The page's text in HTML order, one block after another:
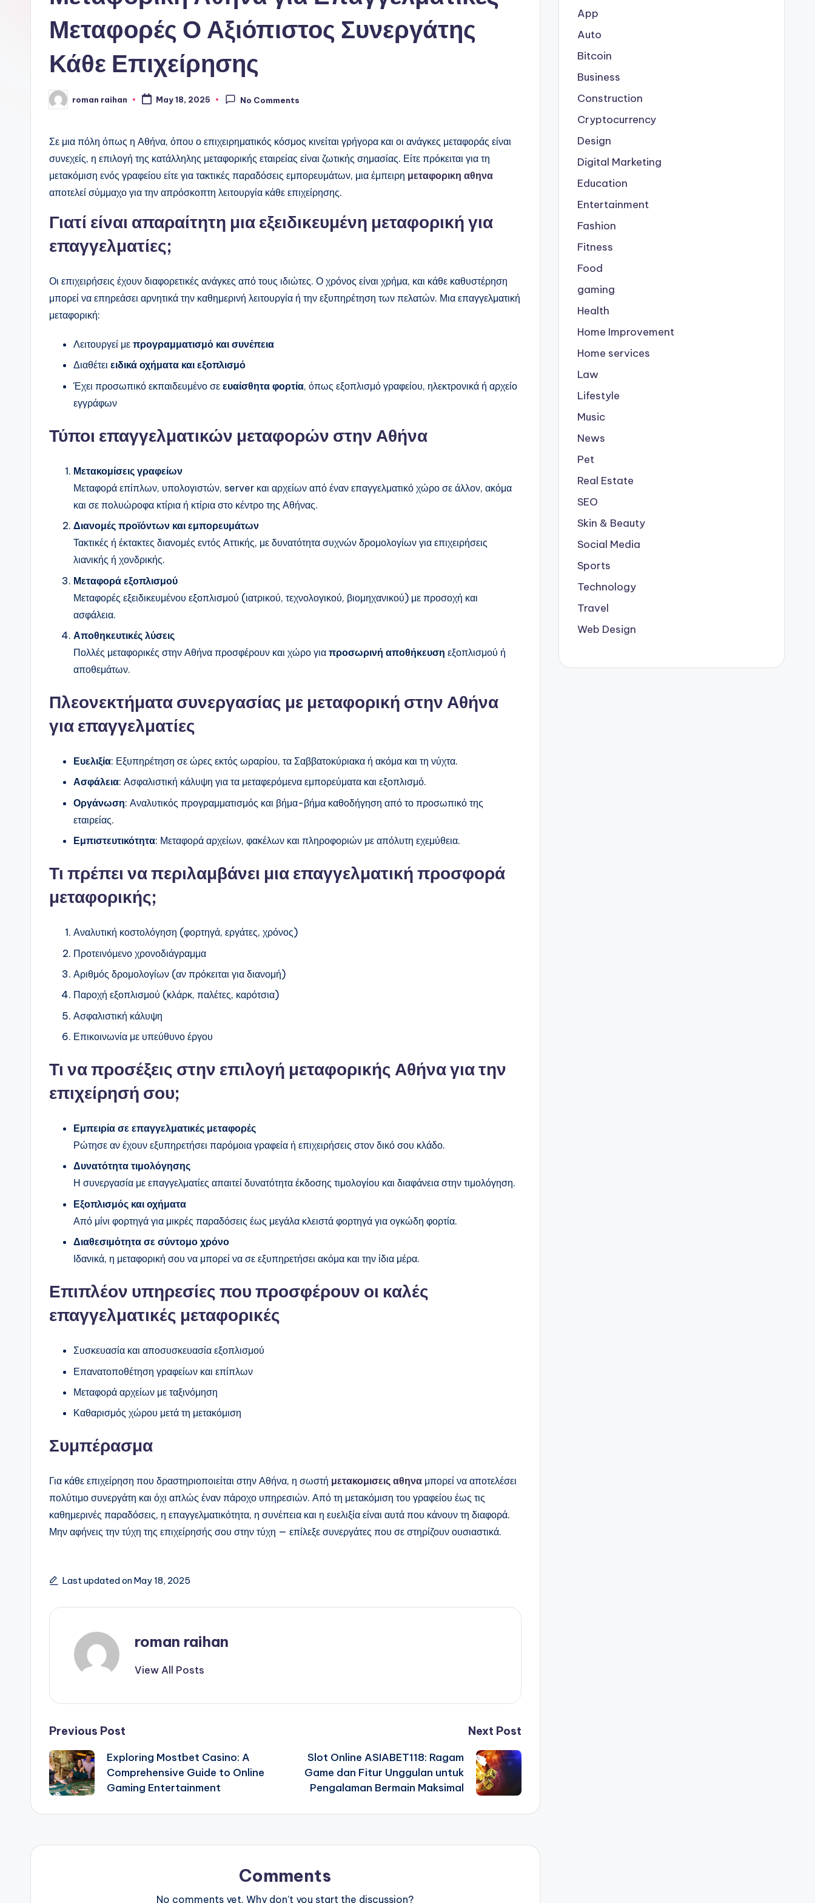
Μεταφορές Ο Αξιόπιστος Συνεργάτης
Κάθε Επιχείρησης
Posted
by
roman raihan May 18, 2025 No Comments
Σε μια πόλη όπως η Αθήνα, όπου ο επιχειρηματικός κόσμος κινείται γρήγορα και οι ανάγκες μεταφοράς είναι
συνεχείς, η επιλογή της κατάλληλης μεταφορικής εταιρείας είναι ζωτικής σημασίας. Είτε πρόκειται για τη
μετακόμιση ενός γραφείου είτε για τακτικές παραδόσεις εμπορευμάτων, μια έμπειρη μεταφορικη αθηνα
αποτελεί σύμμαχο για την απρόσκοπτη λειτουργία κάθε επιχείρησης.
Γιατί είναι απαραίτητη μια εξειδικευμένη μεταφορική για
επαγγελματίες;
Οι επιχειρήσεις έχουν διαφορετικές ανάγκες από τους ιδιώτες. Ο χρόνος είναι χρήμα, και κάθε καθυστέρηση
μπορεί να επηρεάσει αρνητικά την καθημερινή λειτουργία ή την εξυπηρέτηση των πελατών. Μια επαγγελματική
μεταφορική:
Λειτουργεί με προγραμματισμό και συνέπεια
Διαθέτει ειδικά οχήματα και εξοπλισμό
Έχει προσωπικό εκπαιδευμένο σε ευαίσθητα φορτία, όπως εξοπλισμό γραφείου, ηλεκτρονικά ή αρχείο
εγγράφων
Τύποι επαγγελματικών μεταφορών στην Αθήνα
Μετακομίσεις γραφείων
Μεταφορά επίπλων, υπολογιστών, server και αρχείων από έναν επαγγελματικό χώρο σε άλλον, ακόμα
και σε πολυώροφα κτίρια ή κτίρια στο κέντρο της Αθήνας.
Διανομές προϊόντων και εμπορευμάτων
Τακτικές ή έκτακτες διανομές εντός Αττικής, με δυνατότητα συχνών δρομολογίων για επιχειρήσεις
λιανικής ή χονδρικής.
Μεταφορά εξοπλισμού
Μεταφορές εξειδικευμένου εξοπλισμού (ιατρικού, τεχνολογικού, βιομηχανικού) με προσοχή και
ασφάλεια.
Αποθηκευτικές λύσεις
Πολλές μεταφορικές στην Αθήνα προσφέρουν και χώρο για προσωρινή αποθήκευση εξοπλισμού ή
αποθεμάτων.
Πλεονεκτήματα συνεργασίας με μεταφορική στην Αθήνα
για επαγγελματίες
Ευελιξία: Εξυπηρέτηση σε ώρες εκτός ωραρίου, τα Σαββατοκύριακα ή ακόμα και τη νύχτα.
Ασφάλεια: Ασφαλιστική κάλυψη για τα μεταφερόμενα εμπορεύματα και εξοπλισμό.
Οργάνωση: Αναλυτικός προγραμματισμός και βήμα-βήμα καθοδήγηση από το προσωπικό της
εταιρείας.
Εμπιστευτικότητα: Μεταφορά αρχείων, φακέλων και πληροφοριών με απόλυτη εχεμύθεια.
Τι πρέπει να περιλαμβάνει μια επαγγελματική προσφορά
μεταφορικής;
Αναλυτική κοστολόγηση (φορτηγά, εργάτες, χρόνος)
Προτεινόμενο χρονοδιάγραμμα
Αριθμός δρομολογίων (αν πρόκειται για διανομή)
Παροχή εξοπλισμού (κλάρκ, παλέτες, καρότσια)
Ασφαλιστική κάλυψη
Επικοινωνία με υπεύθυνο έργου
Τι να προσέξεις στην επιλογή μεταφορικής Αθήνα για την
επιχείρησή σου;
Εμπειρία σε επαγγελματικές μεταφορές
Ρώτησε αν έχουν εξυπηρετήσει παρόμοια γραφεία ή επιχειρήσεις στον δικό σου κλάδο.
Δυνατότητα τιμολόγησης
Η συνεργασία με επαγγελματίες απαιτεί δυνατότητα έκδοσης τιμολογίου και διαφάνεια στην τιμολόγηση.
Εξοπλισμός και οχήματα
Από μίνι φορτηγά για μικρές παραδόσεις έως μεγάλα κλειστά φορτηγά για ογκώδη φορτία.
Διαθεσιμότητα σε σύντομο χρόνο
Ιδανικά, η μεταφορική σου να μπορεί να σε εξυπηρετήσει ακόμα και την ίδια μέρα.
Επιπλέον υπηρεσίες που προσφέρουν οι καλές
επαγγελματικές μεταφορικές
Συσκευασία και αποσυσκευασία εξοπλισμού
Επανατοποθέτηση γραφείων και επίπλων
Μεταφορά αρχείων με ταξινόμηση
Καθαρισμός χώρου μετά τη μετακόμιση
Συμπέρασμα
Για κάθε επιχείρηση που δραστηριοποιείται στην Αθήνα, η σωστή μετακομισεις αθηνα μπορεί να αποτελέσει
πολύτιμο συνεργάτη και όχι απλώς έναν πάροχο υπηρεσιών. Από τη μετακόμιση του γραφείου έως τις
καθημερινές παραδόσεις, η επαγγελματικότητα, η συνέπεια και η ευελιξία είναι αυτά που κάνουν τη διαφορά.
Μην αφήνεις την τύχη της επιχείρησής σου στην τύχη — επίλεξε συνεργάτες που σε στηρίζουν ουσιαστικά.
Last updated on May 18, 2025
roman raihan
View All Posts
Post
navigation
Previous Post
Exploring Mostbet Casino: A
Comprehensive Guide to Online
Gaming Entertainment
Next Post
Slot Online ASIABET118: Ragam
Game dan Fitur Unggulan untuk
Pengalaman Bermain Maksimal
Comments
No comments yet. Why don’t you start the discussion?
App
Auto
Bitcoin
Business
Construction
Cryptocurrency
Design
Digital Marketing
Education
Entertainment
Fashion
Fitness
Food
gaming
Health
Home Improvement
Home services
Law
Lifestyle
Music
News
Pet
Real Estate
SEO
Skin & Beauty
Social Media
Sports
Technology
Travel
Web Design